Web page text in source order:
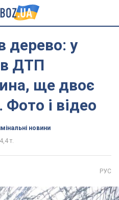
дерево: у
в ДТП
ще двоє
і відео
новини
4,4 т.
РУС